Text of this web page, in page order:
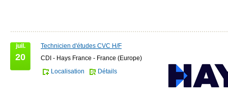
juil.
20
Technicien d'études CVC H/F
CDI - Hays France - France (Europe)
Localisation
Détails